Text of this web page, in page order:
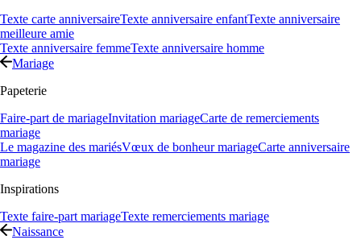
Texte carte anniversaireTexte anniversaire enfantTexte anniversaire
meilleure amie
Texte anniversaire femmeTexte anniversaire homme
Mariage
Papeterie
Faire-part de mariageInvitation mariageCarte de remerciements
mariage
Le magazine des mariésVœux de bonheur mariageCarte anniversaire
mariage
Inspirations
Texte faire-part mariageTexte remerciements mariage
Naissance